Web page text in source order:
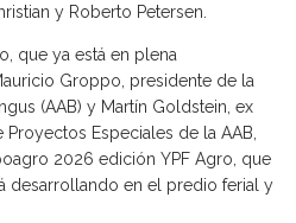
y Roberto Petersen.
que ya está en plena
Groppo, presidente de la
(AAB) y Martín Goldstein, ex
Especiales de la AAB,
2026 edición YPF Agro, que
desarrollando en el predio ferial y